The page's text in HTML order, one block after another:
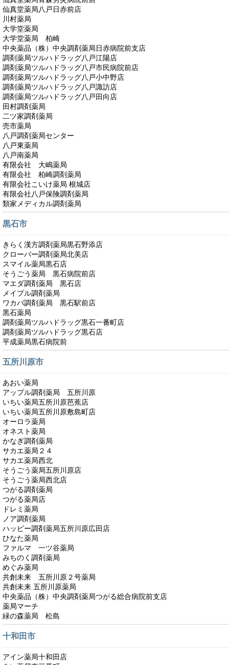
仙真堂薬局八戸日赤前店
川村薬局
大学堂薬局
大学堂薬局 柏崎
中央薬品（株）中央調剤薬局日赤病院前支店
調剤薬局ツルハドラッグ八戸江陽店
調剤薬局ツルハドラッグ八戸市民病院前店
調剤薬局ツルハドラッグ八戸小中野店
調剤薬局ツルハドラッグ八戸諏訪店
調剤薬局ツルハドラッグ八戸田向店
田村調剤薬局
二ツ家調剤薬局
売市薬局
八戸調剤薬局センター
八戸東薬局
八戸南薬局
有限会社 大嶋薬局
有限会社 柏崎調剤薬局
有限会社こいけ薬局 根城店
有限会社八戸保険調剤薬局
類家メディカル調剤薬局
黒石市
きらく漢方調剤薬局黒石野添店
クローバー調剤薬局北美店
スマイル薬局黒石店
そうごう薬局 黒石病院前店
マエダ調剤薬局 黒石店
メイプル調剤薬局
ワカバ調剤薬局 黒石駅前店
黒石薬局
調剤薬局ツルハドラッグ黒石一番町店
調剤薬局ツルハドラッグ黒石店
平成薬局黒石病院前
五所川原市
あおい薬局
アップル調剤薬局 五所川原
いちい薬局五所川原芭蕉店
いちい薬局五所川原敷島町店
オーロラ薬局
オネスト薬局
かなぎ調剤薬局
サカエ薬局２４
サカエ薬局西北
そうごう薬局五所川原店
そうごう薬局西北店
つがる調剤薬局
つがる薬局店
ドレミ薬局
ノア調剤薬局
ハッピー調剤薬局五所川原広田店
ひなた薬局
ファルマ 一ツ谷薬局
みちのく調剤薬局
めぐみ薬局
共創未来 五所川原２号薬局
共創未来 五所川原薬局
中央薬品（株）中央調剤薬局つがる総合病院前支店
薬局マーチ
緑の森薬局 松島
十和田市
アイン薬局十和田店